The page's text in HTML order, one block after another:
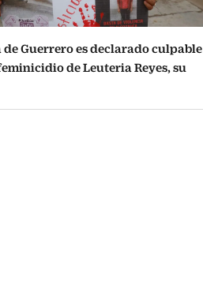
de Guerrero es declarado culpable
de Leuteria Reyes, su